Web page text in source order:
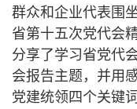
群众和企业代表围
省第十五次党代会
分享了学习省党代
会报告主题，并用
党建统领四个关键